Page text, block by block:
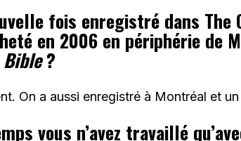
fois enregistré dans
en 2006 en périphérie de
?
On a aussi enregistré à Montréal et
vous n’avez travaillé